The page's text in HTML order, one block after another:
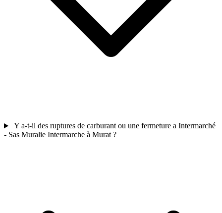
Y a-t-il des ruptures de carburant ou une fermeture a Intermarché
- Sas Muralie Intermarche à Murat ?